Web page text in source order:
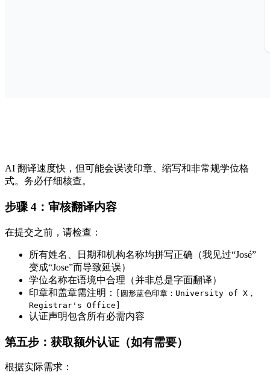
AI 翻译速度快，但可能会误读印章、缩写和非常规学位格
式。务必仔细核查。
步骤 4：审核翻译内容
在提交之前，请检查：
所有姓名、日期和机构名称均拼写正确（我见过“José”
变成“Jose”而导致延误）
学位名称在语境中合理（并非总是字面翻译）
印章和盖章需注明：
[圆形蓝色印章：University of X，
Registrar's Office]
认证声明包含所有必需内容
第五步：获取额外认证（如有需要）
根据实际需求：